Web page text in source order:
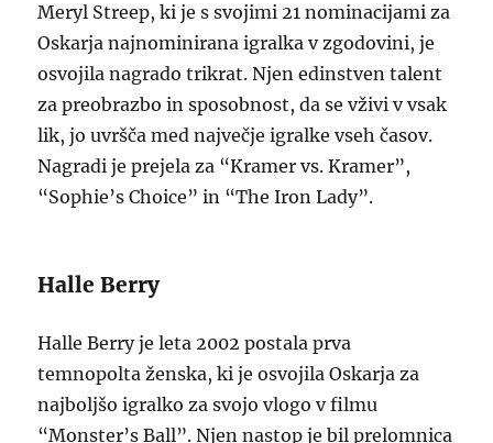
Meryl Streep, ki je s svojimi 21 nominacijami za
Oskarja najnominirana igralka v zgodovini, je
osvojila nagrado trikrat. Njen edinstven talent
za preobrazbo in sposobnost, da se vživi v vsak
lik, jo uvršča med največje igralke vseh časov.
Nagradi je prejela za “Kramer vs. Kramer”,
“Sophie’s Choice” in “The Iron Lady”.
Halle Berry
Halle Berry je leta 2002 postala prva
temnopolta ženska, ki je osvojila Oskarja za
najboljšo igralko za svojo vlogo v filmu
“Monster’s Ball”. Njen nastop je bil prelomnica